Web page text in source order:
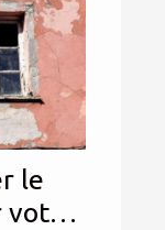
le
votre